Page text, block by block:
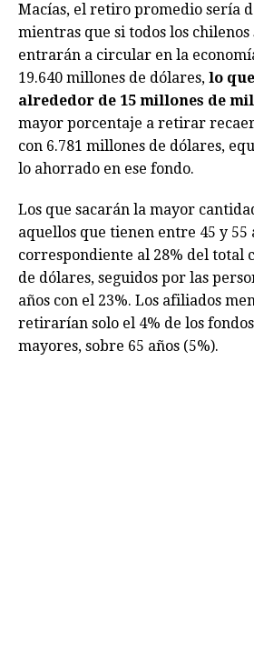
Macías, el retiro promedio sería
mientras que si todos los chilenos
entrarán a circular en la
19.640 millones de dólares, lo
alrededor de 15 millones de
mayor porcentaje a retirar
con 6.781 millones de dólares,
lo ahorrado en ese fondo.
Los que sacarán la mayor
aquellos que tienen entre 45 y 55
correspondiente al 28% del total
de dólares, seguidos por las
años con el 23%. Los afiliados
retirarían solo el 4% de los
mayores, sobre 65 años (5%).